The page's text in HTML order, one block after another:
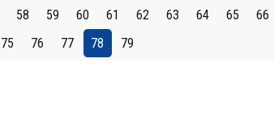
58 59 60 61 62 63 64 65
66
75 76 77 78 79